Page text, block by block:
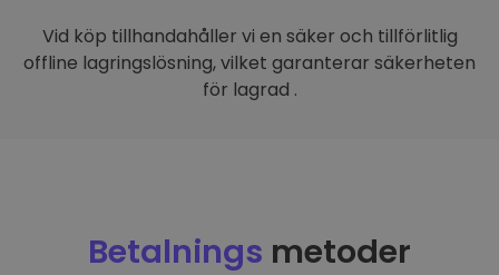
Vid köp tillhandahåller vi en säker och tillförlitlig
offline lagringslösning, vilket garanterar säkerheten
för lagrad .
Betalnings metoder